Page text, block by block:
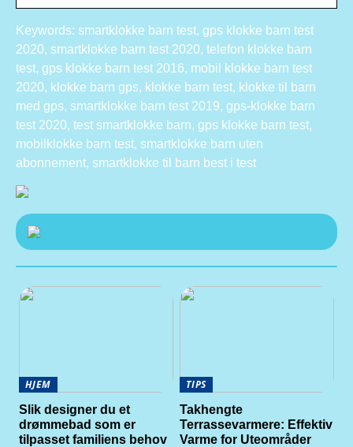
Keywords: smartklokke barn test, gps klokke barn test
2020, smartklokke barn test 2020, telefon klokke barn
test, gps klokke barn test 2016, mobil klokke barn test
2020, klokke barn gps, klokke barn test, klokke til barn
med gps, smartklokke barn test 2019, gps-klokke barn
test 2020, test smartklokke barn, gps klokke barn test,
mobilklokke barn test, smartklokke barn uten
abonnement, smartklokke til barn best i test
HJEM
Slik designer du et
drømmebad som er
tilpasset familiens behov
TIPS
Takhengte
Terrassevarmere: Effektiv
Varme for Uteområder